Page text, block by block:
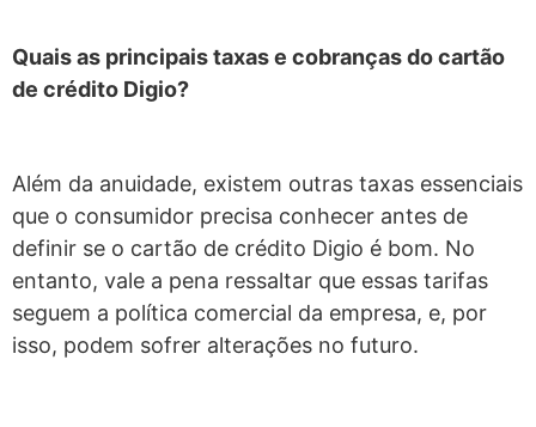
Quais as principais taxas e cobranças do cartão
de crédito Digio?
Além da anuidade, existem outras taxas essenciais
que o consumidor precisa conhecer antes de
definir se o cartão de crédito Digio é bom. No
entanto, vale a pena ressaltar que essas tarifas
seguem a política comercial da empresa, e, por
isso, podem sofrer alterações no futuro.